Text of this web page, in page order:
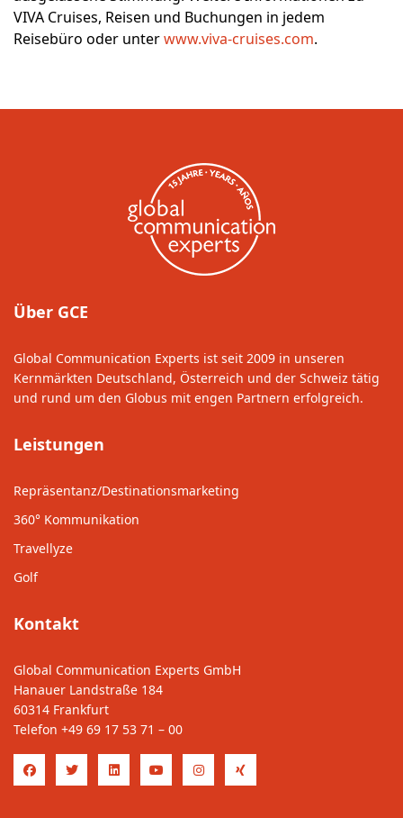
VIVA Cruises, Reisen und Buchungen in jedem
Reisebüro oder unterwww.viva-cruises.com.
Über GCE
Global Communication Experts ist seit 2009 in unseren
Kernmärkten Deutschland, Österreich und der Schweiz tätig
und rund um den Globus mit engen Partnern erfolgreich.
Leistungen
Repräsentanz/Destinationsmarketing
360° Kommunikation
Travellyze
Golf
Kontakt
Global Communication Experts GmbH
Hanauer Landstraße 184
60314 Frankfurt
Telefon +49 69 17 53 71 – 00